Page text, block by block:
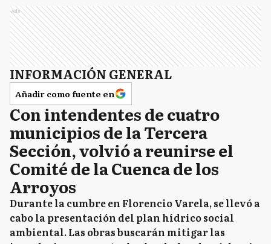
Ads
INFORMACIÓN GENERAL
Añadir como fuente en
Con intendentes de cuatro
municipios de la Tercera
Sección, volvió a reunirse el
Comité de la Cuenca de los
Arroyos
Durante la cumbre en Florencio Varela, se llevó a
cabo la presentación del plan hídrico social
ambiental. Las obras buscarán mitigar las